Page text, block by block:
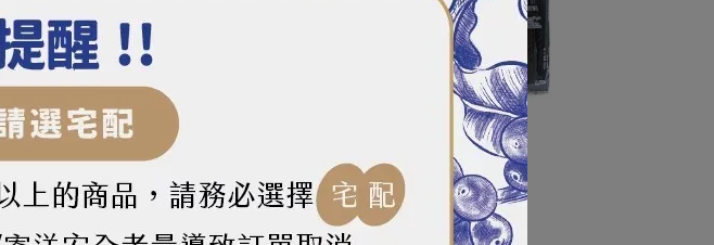
Mutlu 可樂拿義大利麵（500g）
NT$35
巴羅尼亞 105墨魚麵（500g）